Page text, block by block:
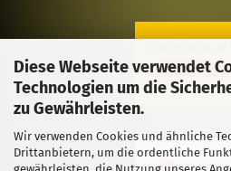
Diese Webseite verwendet
Technologien um die
zu Gewährleisten.
Wir verwenden Cookies und ähnliche
Drittanbietern, um die ordentliche
gewährleisten, die Nutzung unseres